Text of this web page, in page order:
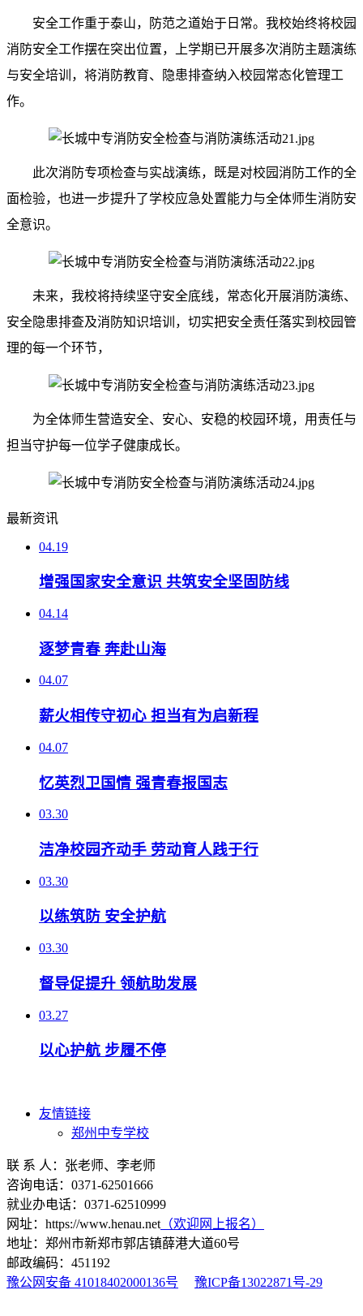
安全工作重于泰山，防范之道始于日常。我校始终将校园
消防安全工作摆在突出位置，上学期已开展多次消防主题演练
与安全培训，将消防教育、隐患排查纳入校园常态化管理工
作。
此次消防专项检查与实战演练，既是对校园消防工作的全
面检验，也进一步提升了学校应急处置能力与全体师生消防安
全意识。
未来，我校将持续坚守安全底线，常态化开展消防演练、
安全隐患排查及消防知识培训，切实把安全责任落实到校园管
理的每一个环节，
为全体师生营造安全、安心、安稳的校园环境，用责任与
担当守护每一位学子健康成长。
最新资讯
04.19
增强国家安全意识 共筑安全坚固防线
04.14
逐梦青春 奔赴山海
04.07
薪火相传守初心 担当有为启新程
04.07
忆英烈卫国情 强青春报国志
03.30
洁净校园齐动手 劳动育人践于行
03.30
以练筑防 安全护航
03.30
督导促提升 领航助发展
03.27
以心护航 步履不停
友情链接
郑州中专学校
联 系 人：张老师、李老师
咨询电话：0371-62501666
就业办电话：0371-62510999
网址：https://www.henau.net （欢迎网上报名）
地址：郑州市新郑市郭店镇薛港大道60号
邮政编码：451192
豫公网安备 41018402000136号
豫ICP备13022871号-29